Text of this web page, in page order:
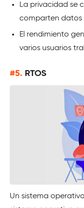
La privacidad se
comparten datos
El rendimiento
varios usuarios
#5. RTOS
Un sistema